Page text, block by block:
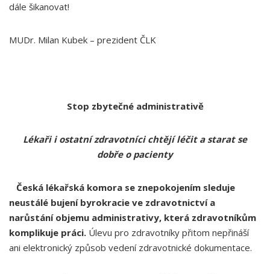
dále šikanovat!
MUDr. Milan Kubek – prezident ČLK
Stop zbytečné administrativě
Lékaři i ostatní zdravotníci chtějí léčit a starat se
dobře o pacienty
Česká lékařská komora se znepokojením sleduje
neustálé bujení byrokracie ve zdravotnictví a
narůstání objemu administrativy, která zdravotníkům
komplikuje práci. Úlevu pro zdravotníky přitom nepřináší
ani elektronický způsob vedení zdravotnické dokumentace.